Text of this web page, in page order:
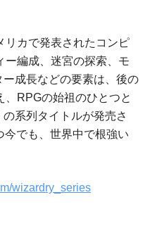
リカで発表されたコンピ
ー編成、迷宮の探索、モ
成長などの要素は、後の
RPGの始祖のひとつと
系列タイトルが発売さ
今でも、世界中で根強い
wizardry_series